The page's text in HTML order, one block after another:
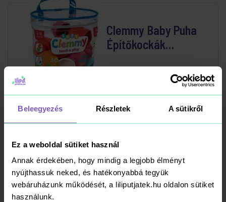
Beleegyezés Részletek A sütikről
Ez a weboldal sütiket használ
Annak érdekében, hogy mindig a legjobb élményt
nyújthassuk neked, és hatékonyabbá tegyük
webáruházunk működését, a liliputjatek.hu oldalon sütiket
használunk.
RAKTÁRON
Clemmy Baby Puha
Építőkockák
Kosárba
-11%
Fisher-Price
Sensimals
Szunyókáló vidra